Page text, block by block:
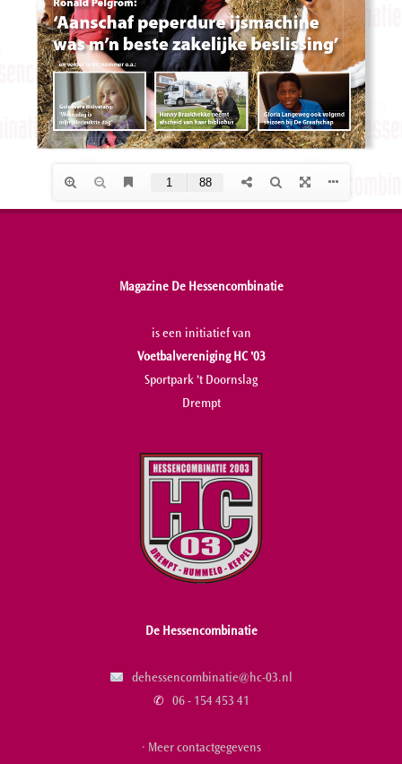
Magazine De Hessencombinatie
is een initiatief van
Voetbalvereniging HC '03
Sportpark 't Doornslag
Drempt
De Hessencombinatie
dehessencombinatie@hc-03.nl
✆ 06 - 154 453 41
· Meer contactgegevens